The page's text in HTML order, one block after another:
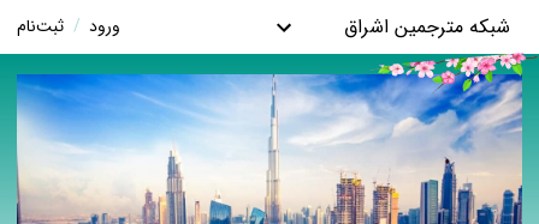
شبکه مترجمین اشراق ورود / ثبت‌نام